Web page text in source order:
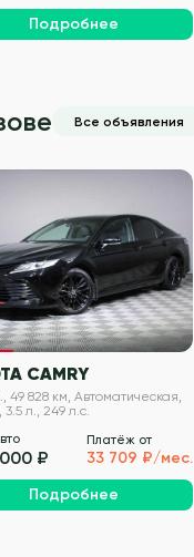
Подробнее
Все объявления
VIN проверен
CAMRY
49 828 км, Автоматическая,
3.5 л., 249 л.с.
₽
Платёж от
33 709 ₽/мес.
Подробнее